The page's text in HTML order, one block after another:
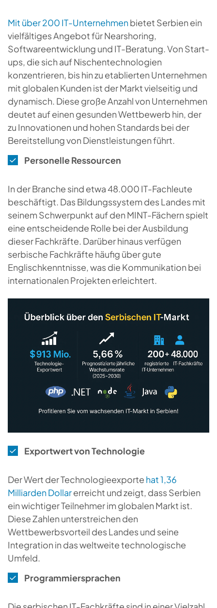
Mit über 200 IT-Unternehmenbietet Serbien ein
vielfältiges Angebot für Nearshoring,
Softwareentwicklung und IT-Beratung. Von Start-
ups, die sich auf Nischentechnologien
konzentrieren, bis hin zu etablierten Unternehmen
mit globalen Kunden ist der Markt vielseitig und
dynamisch. Diese große Anzahl von Unternehmen
deutet auf einen gesunden Wettbewerb hin, der
zu Innovationen und hohen Standards bei der
Bereitstellung von Dienstleistungen führt.
Personelle Ressourcen
In der Branche sind etwa 48.000 IT-Fachleute
beschäftigt. Das Bildungssystem des Landes mit
seinem Schwerpunkt auf den MINT-Fächern spielt
eine entscheidende Rolle bei der Ausbildung
dieser Fachkräfte. Darüber hinaus verfügen
serbische Fachkräfte häufig über gute
Englischkenntnisse, was die Kommunikation bei
internationalen Projekten erleichtert.
Exportwert von Technologie
Der Wert der Technologieexporte hat 1,36
Milliarden Dollarerreicht und zeigt, dass Serbien
ein wichtiger Teilnehmer im globalen Markt ist.
Diese Zahlen unterstreichen den
Wettbewerbsvorteil des Landes und seine
Integration in das weltweite technologische
Umfeld.
Programmiersprachen